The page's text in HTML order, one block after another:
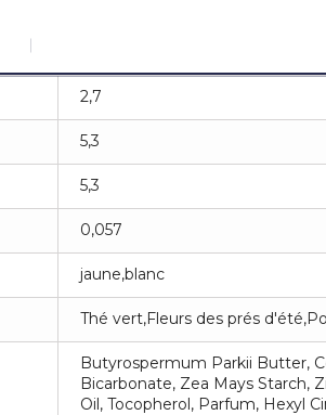
2,7
5,3
5,3
0,057
jaune,blanc
Thé vert,Fleurs des prés
Butyrospermum Parkii Butter,
Bicarbonate, Zea Mays Starch,
Oil, Tocopherol, Parfum, Hexyl